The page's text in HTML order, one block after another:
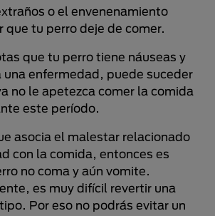
o el envenenamiento
que tu perro deje de comer.
que tu perro tiene náuseas y
enfermedad, puede suceder
no le apetezca comer la comida
este período.
asocia el malestar relacionado
con la comida, entonces es
no coma y aún vomite.
es muy difícil revertir una
Por eso no podrás evitar un